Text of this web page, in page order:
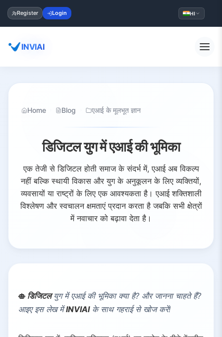
Register Login HI
INVIAI
Home Blog एआई के मूलभूत ज्ञान
डिजिटल युग में एआई की भूमिका
एक तेजी से डिजिटल होती समाज के संदर्भ में, एआई अब विकल्प
नहीं बल्कि स्थायी विकास और युग के अनुकूलन के लिए व्यक्तियों,
व्यवसायों या राष्ट्रों के लिए एक आवश्यकता है। एआई शक्तिशाली
विश्लेषण और स्वचालन क्षमताएं प्रदान करता है जबकि सभी क्षेत्रों
में नवाचार को बढ़ावा देता है।
डिजिटलयुग में एआई की भूमिका क्या है? और जानना चाहते हैं?
आइए इस लेख मेंINVIAIके साथ गहराई से खोज करें!